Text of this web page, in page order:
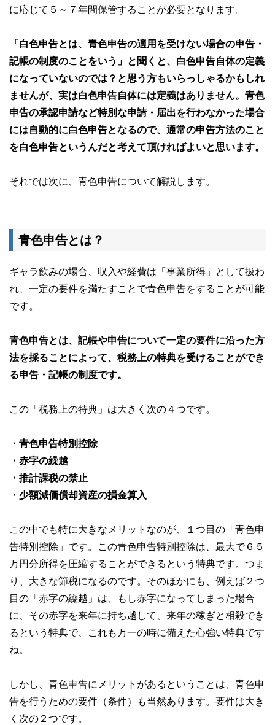
に応じて５～７年間保管することが必要となります。
「白色申告とは、青色申告の適用を受けない場合の申告・
記帳の制度のことをいう」と聞くと、白色申告自体の定義
になっていないのでは？と思う方もいらっしゃるかもしれ
ませんが、実は白色申告自体には定義はありません。青色
申告の承認申請など特別な申請・届出を行わなかった場合
には自動的に白色申告となるので、通常の申告方法のこと
を白色申告というんだと考えて頂ければよいと思います。
それでは次に、青色申告について解説します。
青色申告とは？
ギャラ飲みの場合、収入や経費は「事業所得」として扱わ
れ、一定の要件を満たすことで青色申告をすることが可能
です。
青色申告とは、記帳や申告について一定の要件に沿った方
法を採ることによって、税務上の特典を受けることができ
る申告・記帳の制度です。
この「税務上の特典」は大きく次の４つです。
・青色申告特別控除
・赤字の繰越
・推計課税の​禁止
・​少額減価償却資産の​損金算入
この中でも特に大きなメリットなのが、１つ目の「青色申
告特別控除」です。この青色申告特別控除は、最大で６５
万円分所得を圧縮することができるという特典です。つま
り、大きな節税になるのです。そのほかにも、例えば２つ
目の「赤字の繰越」は、もし赤字になってしまった場合
に、その赤字を来年に持ち越して、来年の稼ぎと相殺でき
るという特典で、これも万一の時に備えた心強い特典です
ね。
しかし、青色申告にメリットがあるということは、青色申
告を行うための要件（条件）も当然あります。要件は大き
く次の２つです。